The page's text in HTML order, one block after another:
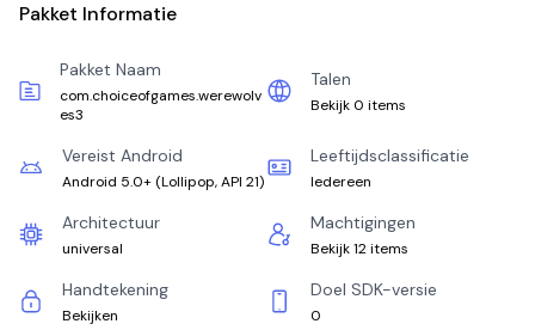
Pakket Informatie
Pakket Naam
com.choiceofgames.werewolv
es3
Talen
Bekijk 0 items
Vereist Android
Android 5.0+ (Lollipop, API 21)
Leeftijdsclassificatie
Iedereen
Architectuur
universal
Machtigingen
Bekijk 12 items
Handtekening
Bekijken
Doel SDK-versie
0